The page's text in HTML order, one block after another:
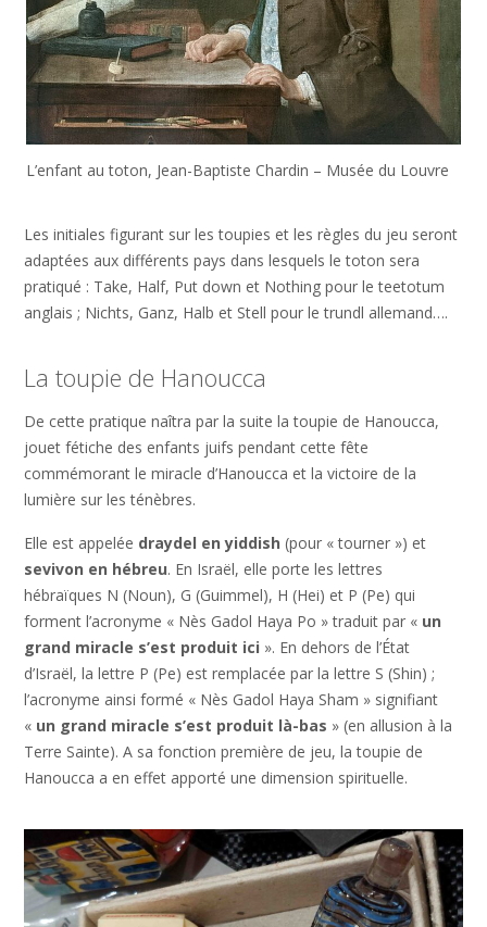
L’enfant au toton, Jean-Baptiste Chardin – Musée du Louvre
Les initiales figurant sur les toupies et les règles du jeu seront
adaptées aux différents pays dans lesquels le toton sera
pratiqué : Take, Half, Put down et Nothing pour le teetotum
anglais ; Nichts, Ganz, Halb et Stell pour le trundl allemand….
La toupie de Hanoucca
De cette pratique naîtra par la suite la toupie de Hanoucca,
jouet fétiche des enfants juifs pendant cette fête
commémorant le miracle d’Hanoucca et la victoire de la
lumière sur les ténèbres.
Elle est appelée draydel en yiddish (pour « tourner ») et
sevivon en hébreu. En Israël, elle porte les lettres
hébraïques N (Noun), G (Guimmel), H (Hei) et P (Pe) qui
forment l’acronyme « Nès Gadol Haya Po » traduit par « un
grand miracle s’est produit ici ». En dehors de l’État
d’Israël, la lettre P (Pe) est remplacée par la lettre S (Shin) ;
l’acronyme ainsi formé « Nès Gadol Haya Sham » signifiant
« un grand miracle s’est produit là-bas » (en allusion à la
Terre Sainte). A sa fonction première de jeu, la toupie de
Hanoucca a en effet apporté une dimension spirituelle.